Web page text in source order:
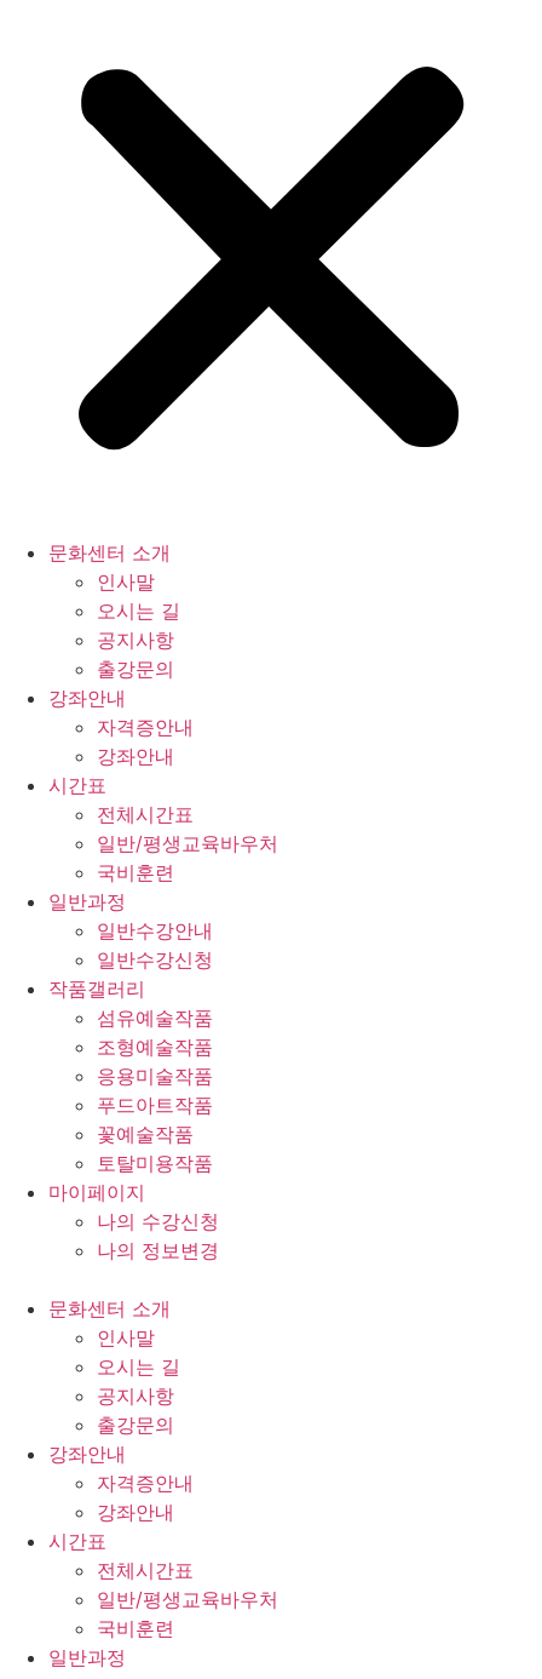
문화센터 소개
인사말
오시는 길
공지사항
출강문의
강좌안내
자격증안내
강좌안내
시간표
전체시간표
일반/평생교육바우처
국비훈련
일반과정
일반수강안내
일반수강신청
작품갤러리
섬유예술작품
조형예술작품
응용미술작품
푸드아트작품
꽃예술작품
토탈미용작품
마이페이지
나의 수강신청
나의 정보변경
문화센터 소개
인사말
오시는 길
공지사항
출강문의
강좌안내
자격증안내
강좌안내
시간표
전체시간표
일반/평생교육바우처
국비훈련
일반과정